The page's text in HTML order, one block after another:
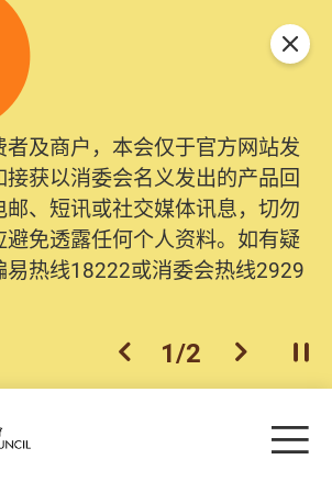
及商户，本会仅于官方网站发
获以消委会名义发出的产品回
、短讯或社交媒体讯息，切勿
避免透露任何个人资料。如有疑
易热线18222或消委会热线2929
上一个
1/2 下一个开
关闭
目